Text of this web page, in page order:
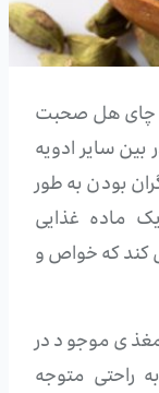
چای هل صحبت
بین سایر ادویه
بودن به طور
ماده غذایی
کند که خواص و
موجود در
راحتی متوجه